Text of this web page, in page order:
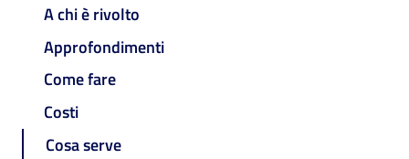
A chi è rivolto
Approfondimenti
Come fare
Costi
Cosa serve